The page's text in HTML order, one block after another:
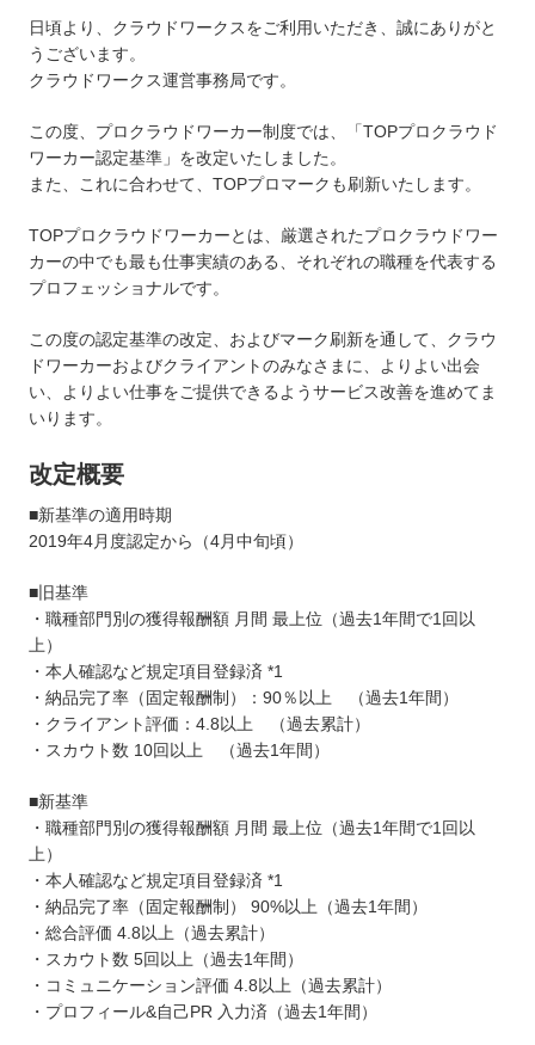
日頃より、クラウドワークスをご利用いただき、誠にありがと
うございます。
クラウドワークス運営事務局です。
この度、プロクラウドワーカー制度では、「TOPプロクラウド
ワーカー認定基準」を改定いたしました。
また、これに合わせて、TOPプロマークも刷新いたします。
TOPプロクラウドワーカーとは、厳選されたプロクラウドワー
カーの中でも最も仕事実績のある、それぞれの職種を代表する
プロフェッショナルです。
この度の認定基準の改定、およびマーク刷新を通して、クラウ
ドワーカーおよびクライアントのみなさまに、よりよい出会
い、よりよい仕事をご提供できるようサービス改善を進めてま
いります。
改定概要
■新基準の適用時期
2019年4月度認定から（4月中旬頃）
■旧基準
・職種部門別の獲得報酬額 月間 最上位（過去1年間で1回以
上）
・本人確認など規定項目登録済 *1
・納品完了率（固定報酬制）：90％以上 （過去1年間）
・クライアント評価：4.8以上 （過去累計）
・スカウト数 10回以上 （過去1年間）
■新基準
・職種部門別の獲得報酬額 月間 最上位（過去1年間で1回以
上）
・本人確認など規定項目登録済 *1
・納品完了率（固定報酬制） 90%以上（過去1年間）
・総合評価 4.8以上（過去累計）
・スカウト数 5回以上（過去1年間）
・コミュニケーション評価 4.8以上（過去累計）
・プロフィール&自己PR 入力済（過去1年間）